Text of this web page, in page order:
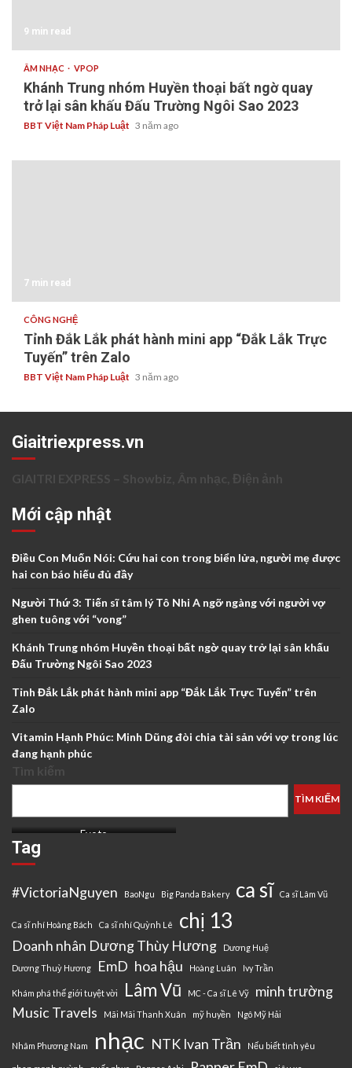
9 min read
ÂM NHẠC VPOP
Khánh Trung nhóm Huyền thoại bất ngờ quay
trở lại sân khấu Đấu Trường Ngôi Sao 2023
BBT Việt Nam Pháp Luật 3 năm ago
7 min read
CÔNG NGHỆ
Tỉnh Đắk Lắk phát hành mini app “Đắk Lắk Trực
Tuyến” trên Zalo
BBT Việt Nam Pháp Luật 3 năm ago
Giaitriexpress.vn
GIAITRI EXPRESS – Showbiz, Âm nhạc, Điện ảnh
Mới cập nhật
Điều Con Muốn Nói: Cứu hai con trong biển lửa, người mẹ được
hai con báo hiếu đủ đầy
Người Thứ 3: Tiến sĩ tâm lý Tô Nhi A ngỡ ngàng với người vợ
ghen tuông với “vong”
Khánh Trung nhóm Huyền thoại bất ngờ quay trở lại sân khấu
Đấu Trường Ngôi Sao 2023
Tỉnh Đắk Lắk phát hành mini app “Đắk Lắk Trực Tuyến” trên
Zalo
Vitamin Hạnh Phúc: Minh Dũng đòi chia tài sản với vợ trong lúc
đang hạnh phúc
Tìm kiếm
TÌM KIẾM
Evoto
Tag
#VictoriaNguyen BaoNgu Big Panda Bakery ca sĩ Ca sĩ Lâm Vũ
Ca sĩ nhí Hoàng Bách Ca sĩ nhí Quỳnh Lê chị 13
Doanh nhân Dương Thùy Hương
Dương Huệ
Dương Thuỳ Hương
EmD hoa hậu Hoàng Luân Ivy Trần
Khám phá thế giới tuyệt vời Lâm Vũ MC - Ca sĩ Lê Vỹ
minh trường
Music Travels
Mãi Mãi Thanh Xuân mỹ huyền Ngô Mỹ Hải
Nhâm Phương Nam nhạc NTK Ivan Trần Nếu biết tình yêu